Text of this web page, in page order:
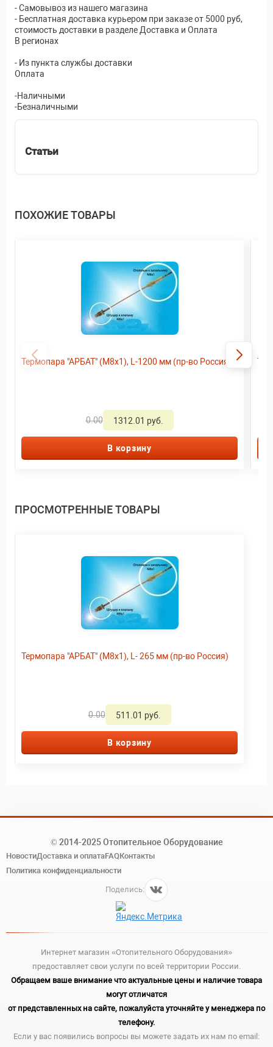
- Самовывоз из нашего магазина
- Бесплатная доставка курьером при заказе от 5000 руб,
стоимость доставки в разделе Доставка и Оплата
В регионах
- Из пункта службы доставки
Оплата
-Наличными
-Безналичными
Статьи
ПОХОЖИЕ ТОВАРЫ
Термопара "АРБАТ" (М8х1), L-1200 мм (пр-во Россия)
0.00 1312.01 руб.
В корзину
ПРОСМОТРЕННЫЕ ТОВАРЫ
Термопара "АРБАТ" (М8х1), L- 265 мм (пр-во Россия)
0.00 511.01 руб.
В корзину
© 2014-2025 Отопительное Оборудование
НовостиДоставка и оплатаFAQКонтакты
Политика конфиденциальности
Поделись:
Интернет магазин «Отопительного Оборудования»
предоставляет свои услуги по всей территории России.
Обращаем ваше внимание что актуальные цены и наличие товара
могут отличатся
от представленных на сайте, пожалуйста уточняйте у менеджера по
телефону.
Если у вас появились вопросы вы можете задать их нам по email: